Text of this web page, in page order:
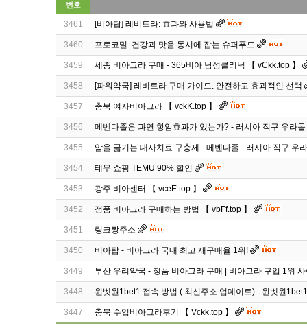
번호
3461 [비아탑] 레비트라: 효과와 사용법
3460 프로코밀: 건강과 맛을 동시에 잡는 슈퍼푸드
3459 세종 비아그라 구매 - 365비아 남성클리닉 【 vCkk.top 】
3458 [파워약국] 레비트라 구매 가이드: 안전하고 효과적인 선택
3457 충북 여자비아그라 【 vckK.top 】
3456 메벤다졸은 과연 항암효과가 있는가? - 러시아 직구 우라
3455 암을 굶기는 대사치료 구충제 - 메벤다졸 - 러시아 직구 우
3454 테무 쇼핑 TEMU 90% 할인
3453 광주 비아센터 【 vceE.top 】
3452 정품 비아그라 구매하는 방법 【 vbFf.top 】
3451 링크짱주소
3450 비아탑 - 비아그라 국내 최고 재구매율 1위!
3449 부산 우리약국 - 정품 비아그라 구매 | 비아그라 구입 1위
3448 윈벳원1bet1 접속 방법 ( 최신주소 업데이트) - 윈벳원
3447 충북 수입비아그라후기 【 Vckk.top 】